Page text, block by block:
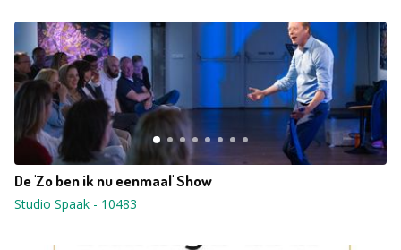
De 'Zo ben ik nu eenmaal' Show
Studio Spaak - 10483